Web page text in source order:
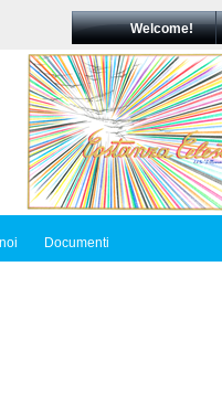
Welcome!
Documenti